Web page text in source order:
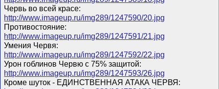
Червь во всей красе:
http://www.imageup.ru/img289/1247590/20.jpg
Противостояние:
http://www.imageup.ru/img289/1247591/21.jpg
Умения Червя:
http://www.imageup.ru/img289/1247592/22.jpg
Урон гоблинов Червю с 75% защитой:
http://www.imageup.ru/img289/1247593/26.jpg
Кроме шуток - ЕДИНСТВЕННАЯ АТАКА ЧЕРВЯ: